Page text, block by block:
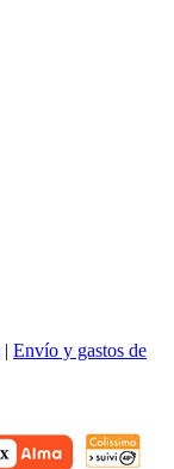
| Envío y gastos de